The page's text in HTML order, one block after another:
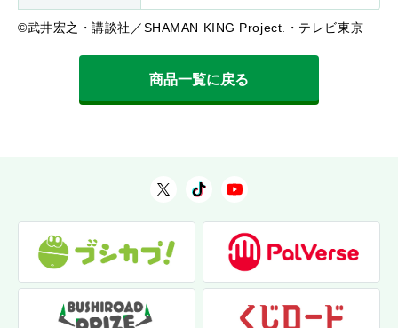
©武井宏之・講談社／SHAMAN KING Project.・テレビ東京
商品一覧に戻る